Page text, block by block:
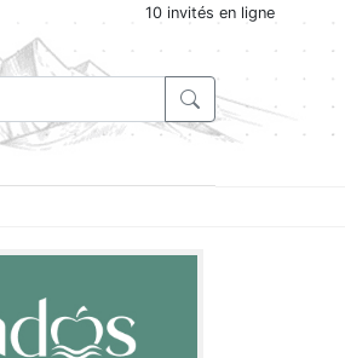
10 invités en ligne